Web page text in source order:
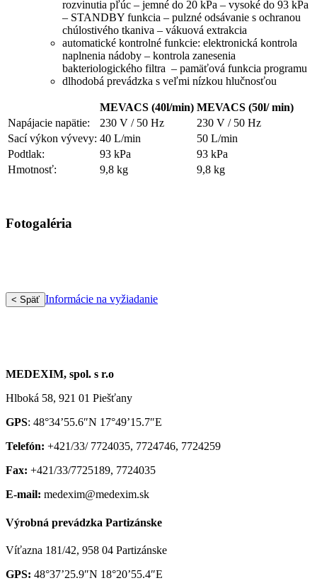
rozvinutia pľúc – jemné do 20 kPa – vysoké do 93 kPa
– STANDBY funkcia – pulzné odsávanie s ochranou
chúlostivého tkaniva – vákuová extrakcia
automatické kontrolné funkcie: elektronická kontrola
naplnenia nádoby – kontrola zanesenia
bakteriologického filtra – pamäťová funkcia programu
dlhodobá prevádzka s veľmi nízkou hlučnosťou
MEVACS (40l/min) MEVACS (50l/ min)
Napájacie napätie:
230 V / 50 Hz
230 V / 50 Hz
Sací výkon vývevy: 40 L/min
50 L/min
Podtlak:
93 kPa
93 kPa
Hmotnosť:
9,8 kg 9,8 kg
Fotogaléria
< Späť Informácie na vyžiadanie
MEDEXIM, spol. s r.o
Hlboká 58, 921 01 Piešťany
GPS: 48°34’55.6″N 17°49’15.7″E
Telefón: +421/33/ 7724035, 7724746, 7724259
Fax: +421/33/7725189, 7724035
E-mail: medexim@medexim.sk
Výrobná prevádzka Partizánske
Víťazna 181/42, 958 04 Partizánske
GPS: 48°37’25.9″N 18°20’55.4″E